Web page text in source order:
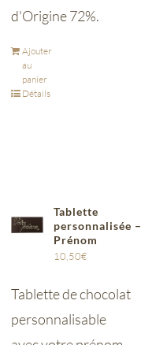
d'Origine 72%.
Ajouter
au
panier
Détails
Tablette
personnalisée –
Prénom
10,50€
Tablette de chocolat
personnalisable